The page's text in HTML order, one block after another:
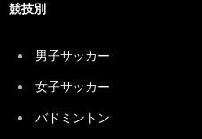
競技別
男子サッカー
女子サッカー
バドミントン